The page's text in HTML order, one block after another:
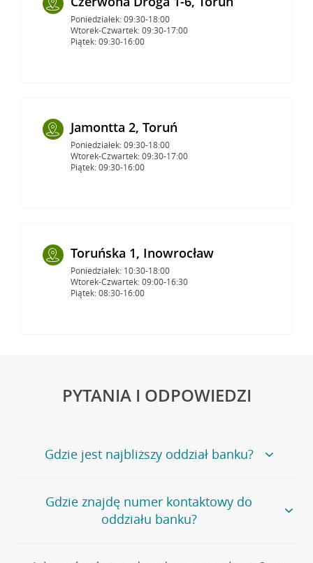
Poniedziałek: 09:30-18:00
Wtorek-Czwartek: 09:30-17:00
Piątek: 09:30-16:00
Jamontta 2, Toruń
Poniedziałek: 09:30-18:00
Wtorek-Czwartek: 09:30-17:00
Piątek: 09:30-16:00
Toruńska 1, Inowrocław
Poniedziałek: 10:30-18:00
Wtorek-Czwartek: 09:00-16:30
Piątek: 08:30-16:00
PYTANIA I ODPOWIEDZI
Gdzie jest najbliższy oddział banku?
Jeśli szukasz oddziału naszego banku, zapraszamy na
stronęPlacówki i bankomaty, na której znajduje się
wygodna wyszukiwarka.
oddziałów
Gdzie znajdę numer kontaktowy do
oddziału banku?
Bank Credit Agricole nie udostępnia ogólnego numeru